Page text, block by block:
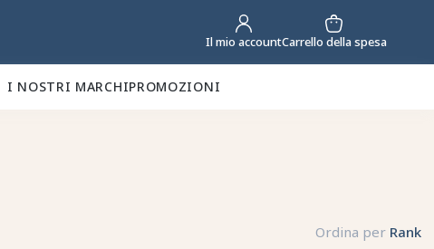
Il mio accountCarrello della spesa
I NOSTRI MARCHIPROMOZIONI
Ordina per Rank